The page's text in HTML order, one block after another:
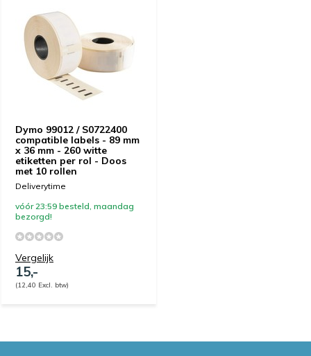
Dymo 99012 / S0722400
compatible labels - 89 mm
x 36 mm - 260 witte
etiketten per rol - Doos
met 10 rollen
Deliverytime
vóór 23:59 besteld, maandag
bezorgd!
Vergelijk
15,-
(12,40 Excl. btw)